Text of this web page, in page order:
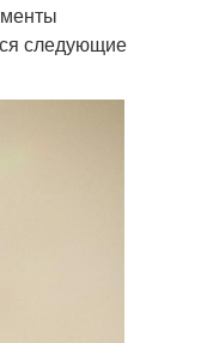
следующие